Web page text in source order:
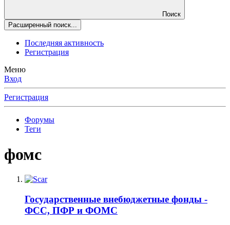
Поиск
Расширенный поиск...
Последняя активность
Регистрация
Меню
Вход
Регистрация
Форумы
Теги
фомс
Государственные внебюджетные фонды -
ФСС, ПФР и ФОМС